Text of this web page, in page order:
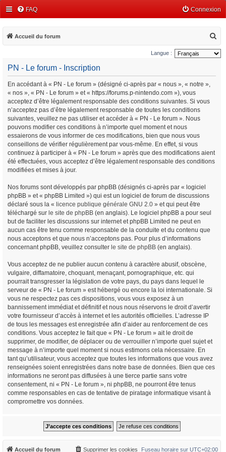
FAQ Connexion
Accueil du forum
e
c
Langue :
PN - Le forum - Inscription
En accédant à « PN - Le forum » (désigné ci-après par « nous », « notre »,
« nos », « PN - Le forum » et « https://forums.p-nintendo.com »), vous
acceptez d’être légalement responsable des conditions suivantes. Si vous
n’acceptez pas d’être légalement responsable de toutes les conditions
suivantes, veuillez ne pas utiliser et accéder à « PN - Le forum ». Nous
pouvons modifier ces conditions à n’importe quel moment et nous
essaierons de vous informer de ces modifications, bien que nous vous
conseillons de vérifier régulièrement par vous-même. En effet, si vous
continuez à participer à « PN - Le forum » après que des modifications aient
été effectuées, vous acceptez d’être légalement responsable des conditions
modifiées et mises à jour.
Nos forums sont développés par phpBB (désignés ci-après par « logiciel
phpBB » et « phpBB Limited ») qui est un logiciel de forum de discussions
déclaré sous la « licence publique générale GNU 2.0 » et qui peut être
téléchargé sur le site de phpBB (en anglais). Le logiciel phpBB a pour seul
but de faciliter les discussions sur internet et phpBB Limited ne peut en
aucun cas être tenu comme responsable de la conduite et du contenu que
nous acceptons et que nous n’acceptons pas. Pour plus d’informations
concernant phpBB, veuillez consulter le site de phpBB (en anglais).
Vous acceptez de ne publier aucun contenu à caractère abusif, obscène,
vulgaire, diffamatoire, choquant, menaçant, pornographique, etc. qui
pourrait transgresser la législation de votre pays, du pays dans lequel le
serveur de « PN - Le forum » est hébergé ou encore la loi internationale. Si
vous ne respectez pas ces dispositions, vous vous exposez à un
bannissement immédiat et définitif et nous nous réservons le droit d’avertir
votre fournisseur d’accès à internet et les autorités officielles. L’adresse IP
de tous les messages est enregistrée afin d’aider au renforcement de ces
conditions. Vous acceptez le fait que « PN - Le forum » ait le droit de
supprimer, de modifier, de déplacer ou de verrouiller n’importe quel sujet et
message à n’importe quel moment si nous estimons cela nécessaire. En
tant qu’utilisateur, vous acceptez que toutes les informations que vous avez
renseignées soient enregistrées dans notre base de données. Bien que ces
informations ne seront pas diffusées à une tierce partie sans votre
consentement, ni « PN - Le forum », ni phpBB, ne pourront être tenus
comme responsables en cas de tentative de piratage informatique visant à
compromettre vos données.
Accueil du forum Fuseau horaire sur UTC+02:00
Supprimer les cookies